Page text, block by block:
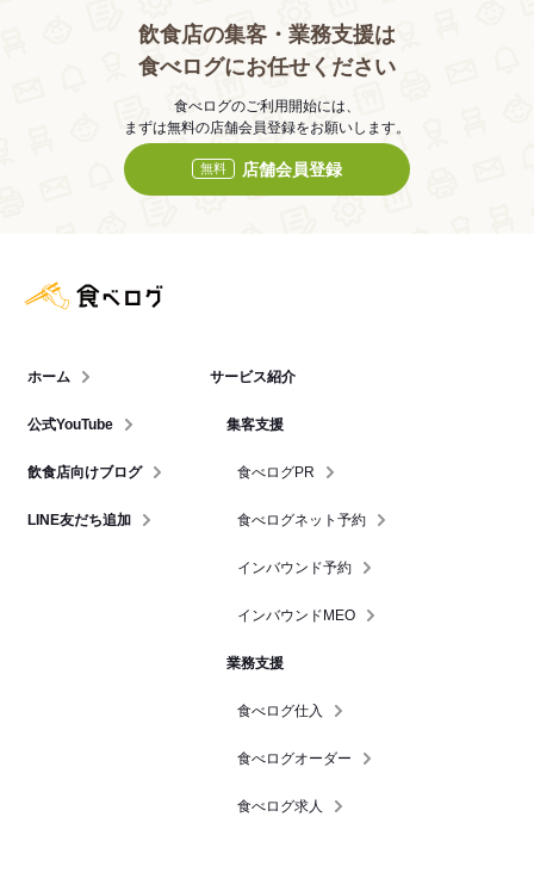
飲食店の集客・業務支援は
食べログにお任せください
食べログのご利用開始には、
まずは無料の店舗会員登録をお願いします。
無料 店舗会員登録
ホーム
公式YouTube
飲食店向けブログ
LINE友だち追加
サービス紹介
集客支援
食べログPR
食べログネット予約
インバウンド予約
インバウンドMEO
業務支援
食べログ仕入
食べログオーダー
食べログ求人